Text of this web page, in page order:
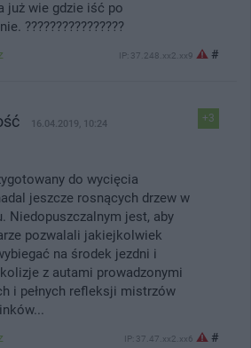
już wie gdzie iść po
????????????????
IP: 37.248.xx2.xx9 #
+3
16.04.2019, 10:24
do wycięcia
jeszcze rosnących drzew w
Niedopuszczalnym jest, aby
pozwalali jakiejkolwiek
na środek jezdni i
z autami prowadzonymi
i pełnych refleksji mistrzów
IP: 37.47.xx2.xx6 #